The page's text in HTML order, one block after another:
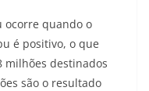
ocorre quando o
é positivo, o que
milhões destinados
são o resultado